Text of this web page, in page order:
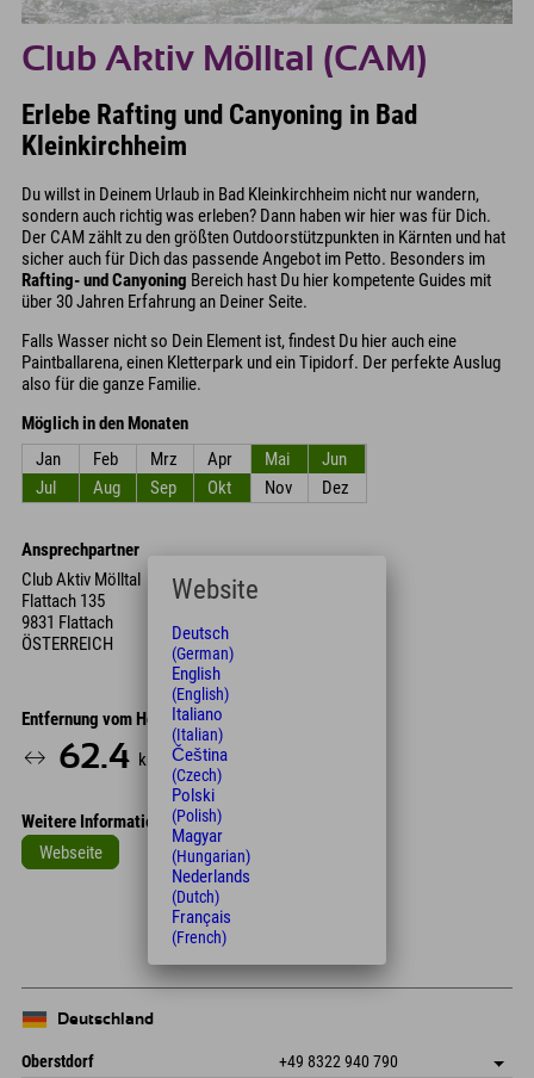
Club Aktiv Mölltal (CAM)
Erlebe Rafting und Canyoning in Bad
Kleinkirchheim
Du willst in Deinem Urlaub in Bad Kleinkirchheim nicht nur wandern,
sondern auch richtig was erleben? Dann haben wir hier was für Dich.
Der CAM zählt zu den größten Outdoorstützpunkten in Kärnten und hat
sicher auch für Dich das passende Angebot im Petto. Besonders im
Rafting- und Canyoning Bereich hast Du hier kompetente Guides mit
über 30 Jahren Erfahrung an Deiner Seite.
Falls Wasser nicht so Dein Element ist, findest Du hier auch eine
Paintballarena, einen Kletterpark und ein Tipidorf. Der perfekte Auslug
also für die ganze Familie.
Möglich in den Monaten
Jan
Feb Mrz Apr Mai
Jun
Jul
Aug Sep Okt Nov Dez
Ansprechpartner
Club Aktiv Mölltal
Flattach 135
9831 Flattach
ÖSTERREICH
Entfernung vom Hotel
62.4 km 65
Weitere Informationen
Webseite
Leaflet
Deutschland
Oberstdorf +49 8322 940 790
Website
Deutsch
(German)
English
(English)
Italiano
(Italian)
Čeština
(Czech)
Polski
(Polish)
Magyar
(Hungarian)
Nederlands
(Dutch)
Français
(French)